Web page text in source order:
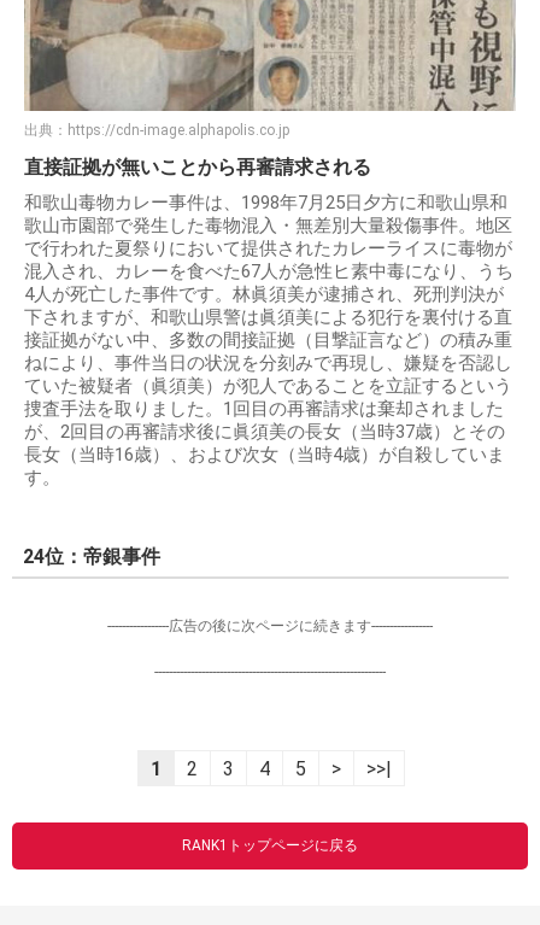
出典： https://cdn-image.alphapolis.co.jp
直接証拠が無いことから再審請求される
和歌山毒物カレー事件は、1998年7月25日夕方に和歌山県和
歌山市園部で発生した毒物混入・無差別大量殺傷事件。地区
で行われた夏祭りにおいて提供されたカレーライスに毒物が
混入され、カレーを食べた67人が急性ヒ素中毒になり、うち
4人が死亡した事件です。林眞須美が逮捕され、死刑判決が
下されますが、和歌山県警は眞須美による犯行を裏付ける直
接証拠がない中、多数の間接証拠（目撃証言など）の積み重
ねにより、事件当日の状況を分刻みで再現し、嫌疑を否認し
ていた被疑者（眞須美）が犯人であることを立証するという
捜査手法を取りました。1回目の再審請求は棄却されました
が、2回目の再審請求後に眞須美の長女（当時37歳）とその
長女（当時16歳）、および次女（当時4歳）が自殺していま
す。
24位：帝銀事件
-----------------広告の後に次ページに続きます-----------------
----------------------------------------------------------------
1 2 3 4 5 > >>|
RANK1トップページに戻る